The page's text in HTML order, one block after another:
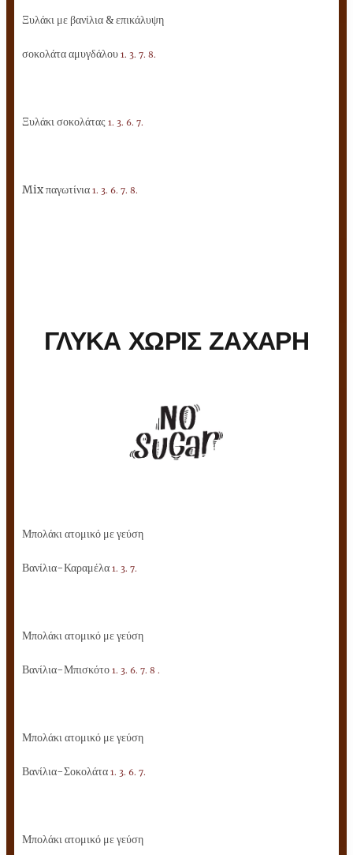
Ξυλάκι με βανίλια & επικάλυψη
σοκολάτα αμυγδάλου 1. 3. 7. 8.
Ξυλάκι σοκολάτας 1. 3. 6. 7.
Mix παγωτίνια 1. 3. 6. 7. 8.
ΓΛΥΚΑ ΧΩΡΙΣ ΖΑΧΑΡΗ
Μπολάκι ατομικό με γεύση
Βανίλια-Καραμέλα 1. 3. 7.
Μπολάκι ατομικό με γεύση
Βανίλια-Μπισκότο 1. 3. 6. 7. 8 .
Μπολάκι ατομικό με γεύση
Βανίλια-Σοκολάτα 1. 3. 6. 7.
Μπολάκι ατομικό με γεύση